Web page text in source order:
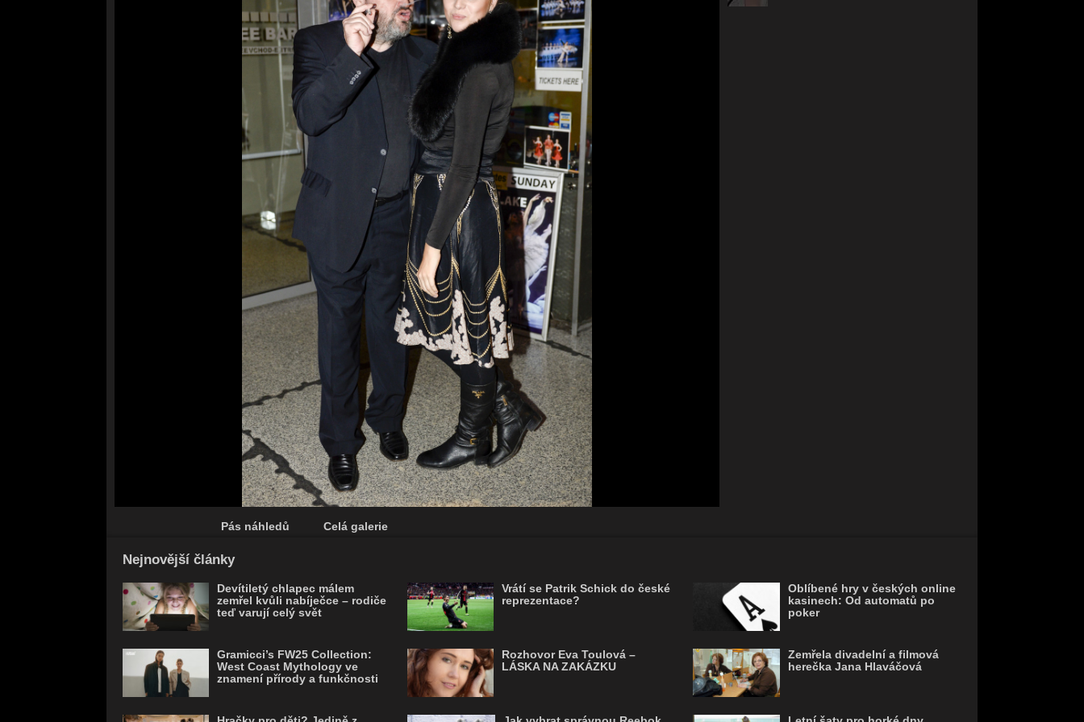
Pás náhledů Celá galerie
Nejnovější články
Devítiletý chlapec málem
zemřel kvůli nabíječce – rodiče
teď varují celý svět
Gramicci’s FW25 Collection:
West Coast Mythology ve
znamení přírody a funkčnosti
Vrátí se Patrik Schick do české
reprezentace?
Rozhovor Eva Toulová –
LÁSKA NA ZAKÁZKU
Oblíbené hry v českých online
kasinech: Od automatů po
poker
Zemřela divadelní a filmová
herečka Jana Hlaváčová